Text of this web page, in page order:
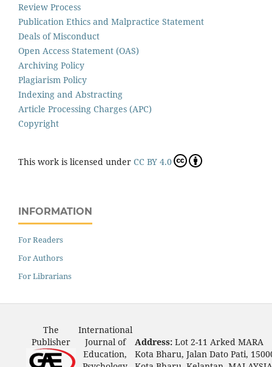
Review Process
Publication Ethics and Malpractice Statement
Deals of Misconduct
Open Access Statement (OAS)
Archiving Policy
Plagiarism Policy
Indexing and Abstracting
Article Processing Charges (APC)
Copyright
This work is licensed under CC BY 4.0
INFORMATION
For Readers
For Authors
For Librarians
The
Publisher
International
Journal of
Education,
Address: Lot 2-11 Arked MARA
Kota Bharu, Jalan Dato Pati,